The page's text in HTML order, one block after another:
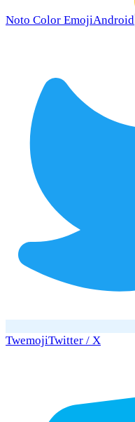
Noto Color EmojiAndroid
TwemojiTwitter / X